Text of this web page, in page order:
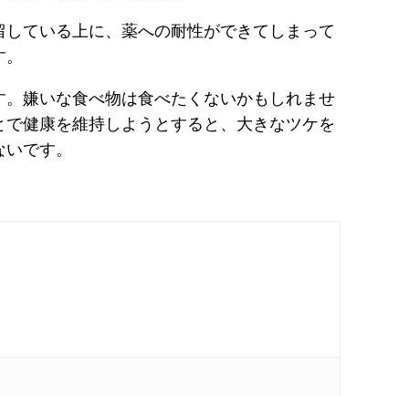
ている上に、薬への耐性ができてしまって
嫌いな食べ物は食べたくないかもしれませ
健康を維持しようとすると、大きなツケを
です。